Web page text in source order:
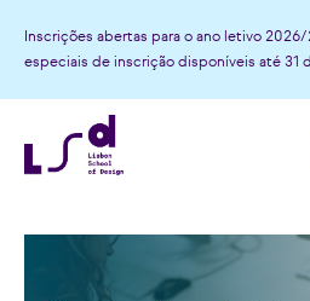
Inscrições abertas para o ano letivo
especiais de inscrição disponíveis até 31
2
3
4
5
6
2
3
6